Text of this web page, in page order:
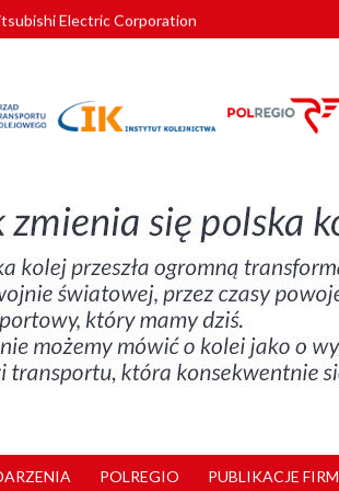
Electric Corporation
nowych EZT
Łatwiejsze dojazdy do pracy i szkoły
dworców
POLREGIO PUBLIKACJE FIRM